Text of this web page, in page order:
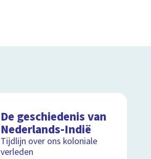
De geschiedenis van
Nederlands-Indië
Tijdlijn over ons koloniale
verleden